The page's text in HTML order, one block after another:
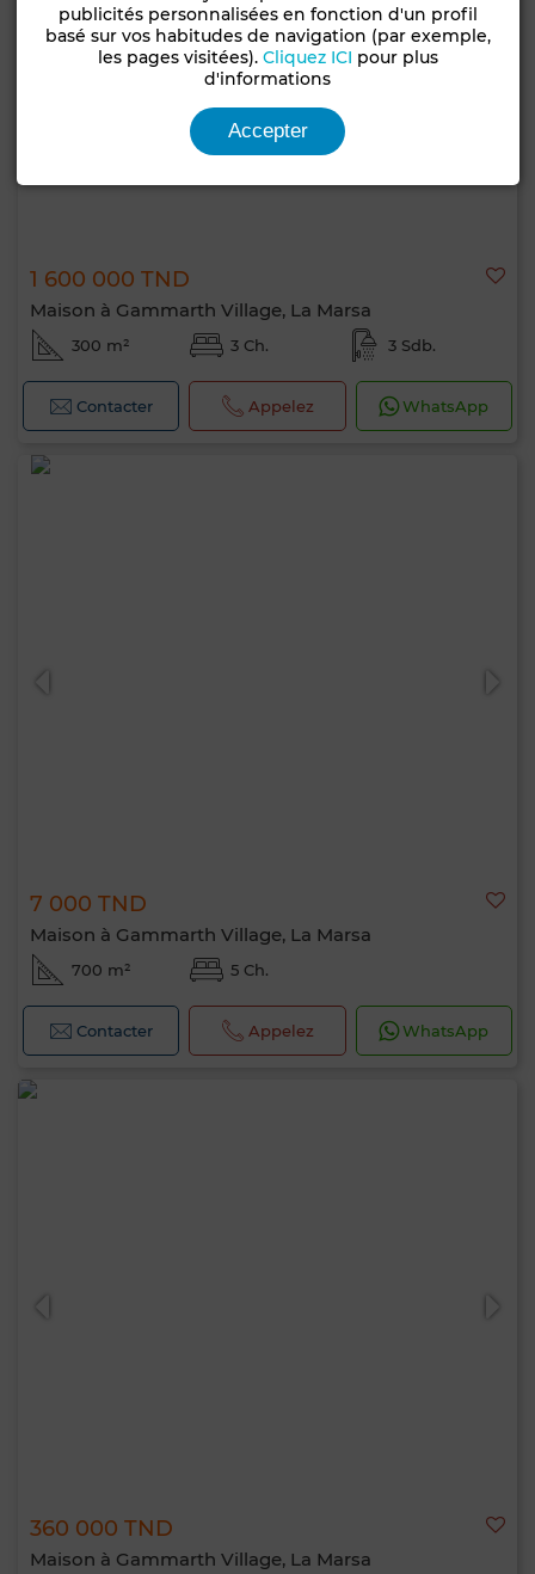
1 600 000 TND
Maison à Gammarth Village, La Marsa
300 m² 3 Ch. 3 Sdb.
Contacter Appelez WhatsApp
7 000 TND
Maison à Gammarth Village, La Marsa
700 m² 5 Ch.
Contacter Appelez WhatsApp
360 000 TND
Maison à Gammarth Village, La Marsa
publicités personnalisées en fonction d'un profil
basé sur vos habitudes de navigation (par exemple,
les pages visitées). Cliquez ICI pour plus
d'informations
Accepter